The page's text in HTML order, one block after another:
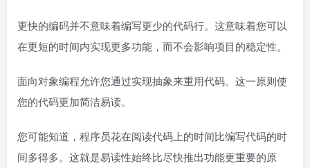
更快的编码并不意味着编写更少的代码行。这意味着您可以
在更短的时间内实现更多功能，而不会影响项目的稳定性。
面向对象编程允许您通过实现抽象来重用代码。这一原则使
您的代码更加简洁易读。
您可能知道，程序员花在阅读代码上的时间比编写代码的时
间多得多。这就是易读性始终比尽快推出功能更重要的原